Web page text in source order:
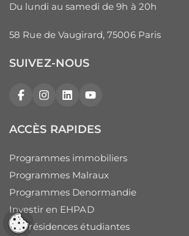
Du lundi au samedi de 9h à 20h
58 Rue de Vaugirard, 75006 Paris
SUIVEZ-NOUS
FacebookInstagram
LinkedInYouTube
ACCÈS RAPIDES
Programmes immobiliers
Programmes Malraux
Programmes Denormandie
Investir en EHPAD
Nos résidences étudiantes
Réglages cookies